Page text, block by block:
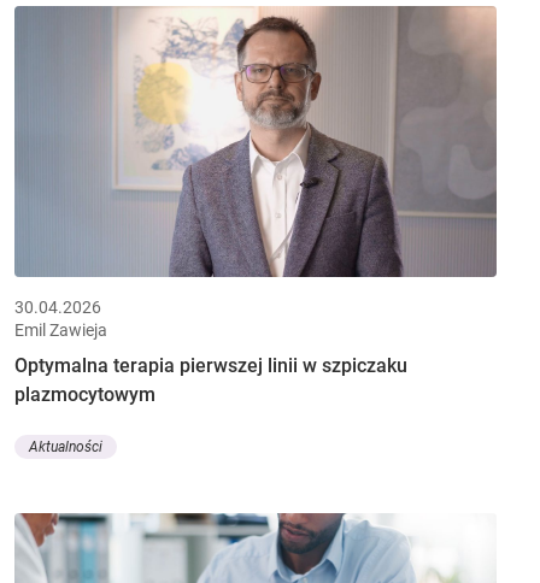
30.04.2026
Emil Zawieja
Optymalna terapia pierwszej linii w szpiczaku
plazmocytowym
Aktualności